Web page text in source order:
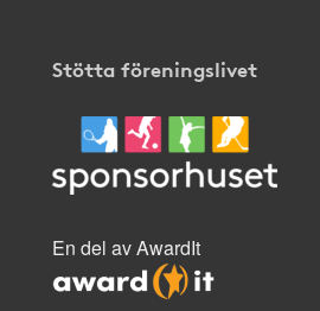
Stötta föreningslivet
En del av AwardIt